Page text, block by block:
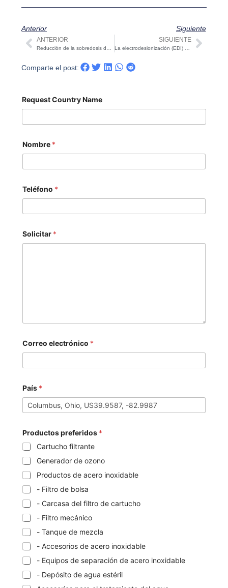
Anterior Siguiente
AntANTERIOR SIGUIENTE
Comparte el post:
Request Country Name
Nombre *
Teléfono *
Solicitar *
Correo electrónico *
País *
Productos preferidos *
Cartucho filtrante
Generador de ozono
Productos de acero inoxidable
- Filtro de bolsa
- Carcasa del filtro de cartucho
- Filtro mecánico
- Tanque de mezcla
- Accesorios de acero inoxidable
- Equipos de separación de acero inoxidable
- Depósito de agua estéril